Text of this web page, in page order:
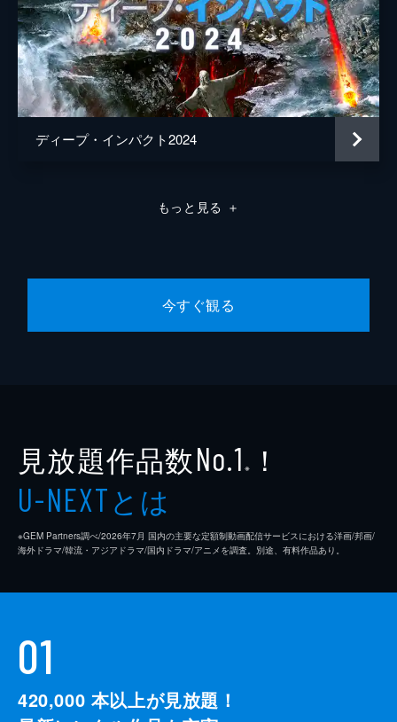
ディープ・インパクト2024
もっと見る ＋
今すぐ観る
見放題作品数No.1 ※ ！
U-NEXTとは
※GEM Partners調べ/2026年7⽉ 国内の主要な定額制動画配信サービスにおける洋画/邦画/
海外ドラマ/韓流・アジアドラマ/国内ドラマ/アニメを調査。別途、有料作品あり。
01
420,000 本以上が見放題！